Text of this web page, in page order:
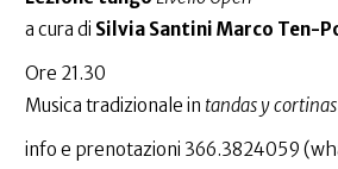
a cura di Silvia Santini Marco Ten-
Ore 21.30
Musica tradizionale in tandas y cortinas
info e prenotazioni 366.3824059